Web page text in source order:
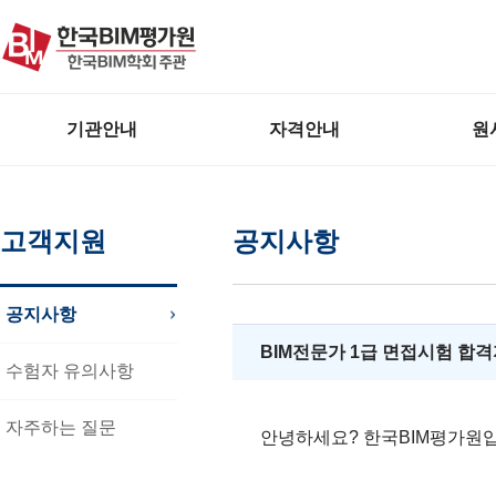
기관안내 자격안내 원
고객지원
공지사항
수험자 유의사항
자주하는 질문
공지사항
BIM전문가 1급 면접시험 합
안녕하세요? 한국BIM평가원